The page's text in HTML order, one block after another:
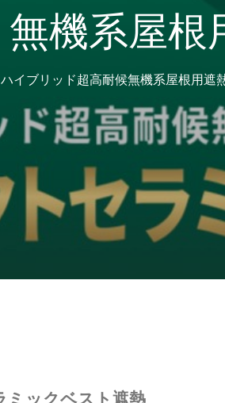
機系屋根
イブリッド超高耐候無機系屋根用遮
ックベスト遮熱